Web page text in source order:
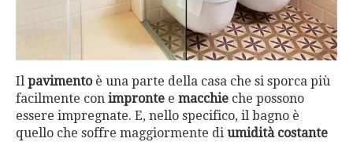
Il pavimentoè una parte della casa che si sporca più
facilmente con impronte e macchie che possono
essere impregnate. E, nello specifico, il bagno è
quello che soffre maggiormente di umidità costante